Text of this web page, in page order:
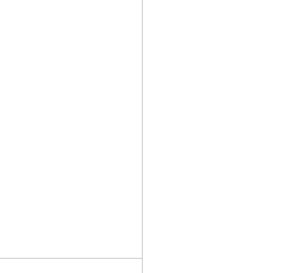
スもしくは貸与その
使用させることはで
を修正、改変、逆コ
ニアリング等するこ
させてはなりませ
容によりキヤノンま
はキヤノンのライセ
てはなりません。